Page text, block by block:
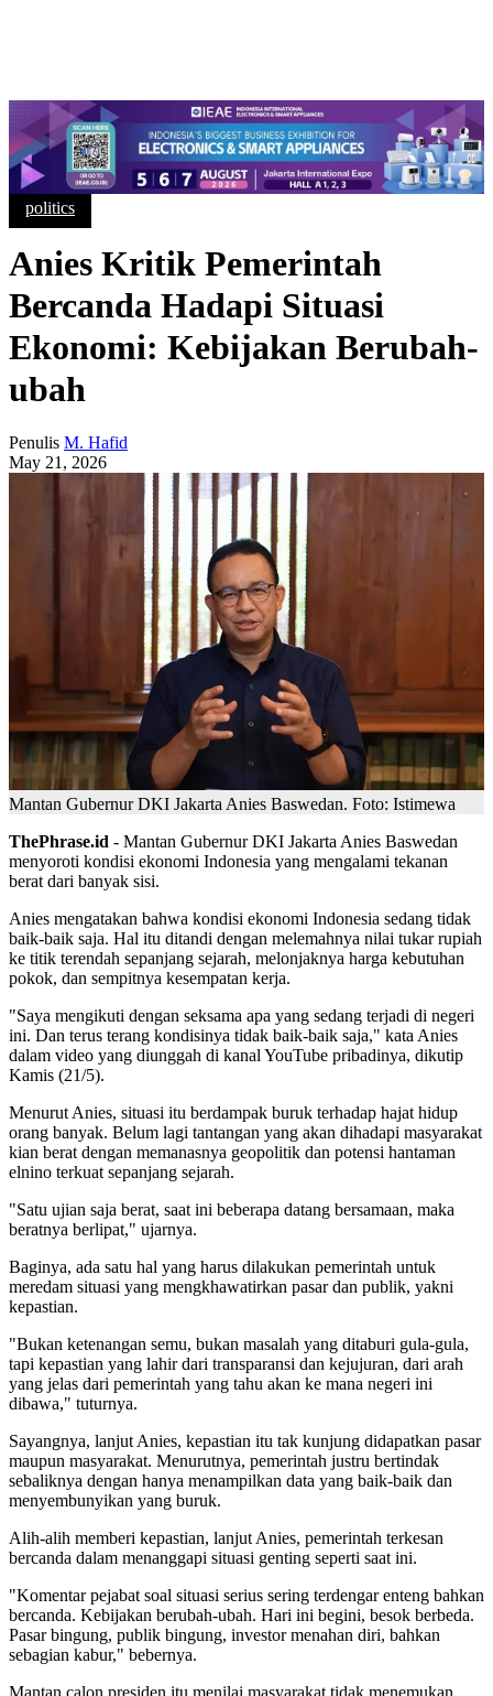
politics
Anies Kritik Pemerintah
Bercanda Hadapi Situasi
Ekonomi: Kebijakan Berubah-
ubah
Penulis M. Hafid
May 21, 2026
Mantan Gubernur DKI Jakarta Anies Baswedan. Foto: Istimewa
ThePhrase.id - Mantan Gubernur DKI Jakarta Anies Baswedan
menyoroti kondisi ekonomi Indonesia yang mengalami tekanan
berat dari banyak sisi.
Anies mengatakan bahwa kondisi ekonomi Indonesia sedang tidak
baik-baik saja. Hal itu ditandi dengan melemahnya nilai tukar rupiah
ke titik terendah sepanjang sejarah, melonjaknya harga kebutuhan
pokok, dan sempitnya kesempatan kerja.
"Saya mengikuti dengan seksama apa yang sedang terjadi di negeri
ini. Dan terus terang kondisinya tidak baik-baik saja," kata Anies
dalam video yang diunggah di kanal YouTube pribadinya, dikutip
Kamis (21/5).
Menurut Anies, situasi itu berdampak buruk terhadap hajat hidup
orang banyak. Belum lagi tantangan yang akan dihadapi masyarakat
kian berat dengan memanasnya geopolitik dan potensi hantaman
elnino terkuat sepanjang sejarah.
"Satu ujian saja berat, saat ini beberapa datang bersamaan, maka
beratnya berlipat," ujarnya.
Baginya, ada satu hal yang harus dilakukan pemerintah untuk
meredam situasi yang mengkhawatirkan pasar dan publik, yakni
kepastian.
"Bukan ketenangan semu, bukan masalah yang ditaburi gula-gula,
tapi kepastian yang lahir dari transparansi dan kejujuran, dari arah
yang jelas dari pemerintah yang tahu akan ke mana negeri ini
dibawa," tuturnya.
Sayangnya, lanjut Anies, kepastian itu tak kunjung didapatkan pasar
maupun masyarakat. Menurutnya, pemerintah justru bertindak
sebaliknya dengan hanya menampilkan data yang baik-baik dan
menyembunyikan yang buruk.
Alih-alih memberi kepastian, lanjut Anies, pemerintah terkesan
bercanda dalam menanggapi situasi genting seperti saat ini.
"Komentar pejabat soal situasi serius sering terdengar enteng bahkan
bercanda. Kebijakan berubah-ubah. Hari ini begini, besok berbeda.
Pasar bingung, publik bingung, investor menahan diri, bahkan
sebagian kabur," bebernya.